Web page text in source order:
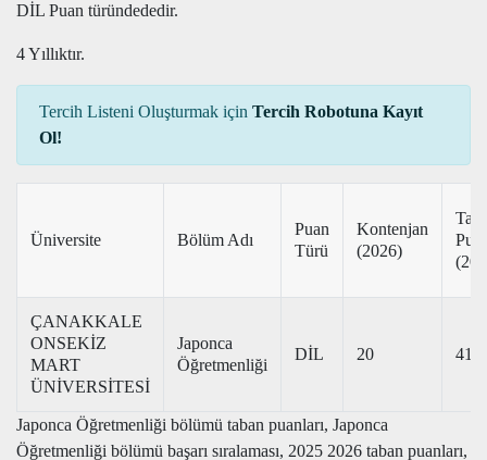
DİL Puan türündededir.
4 Yıllıktır.
Tercih Listeni Oluşturmak için Tercih Robotuna Kayıt
Ol!
Üniversite Bölüm Adı
Puan
Türü
Kontenjan
(2026)
ÇANAKKALE
ONSEKİZ
MART
ÜNİVERSİTESİ
Japonca
Öğretmenliği
DİL 20
Japonca Öğretmenliği bölümü taban puanları, Japonca
Öğretmenliği bölümü başarı sıralaması, 2025 2026 taban puanları,